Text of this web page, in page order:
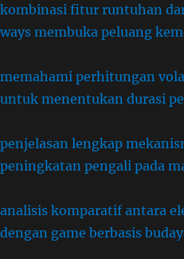
kombinasi fitur runtuhan
ways membuka peluang
memahami perhitungan
untuk menentukan durasi
penjelasan lengkap
peningkatan pengali pada
analisis komparatif antara
dengan game berbasis